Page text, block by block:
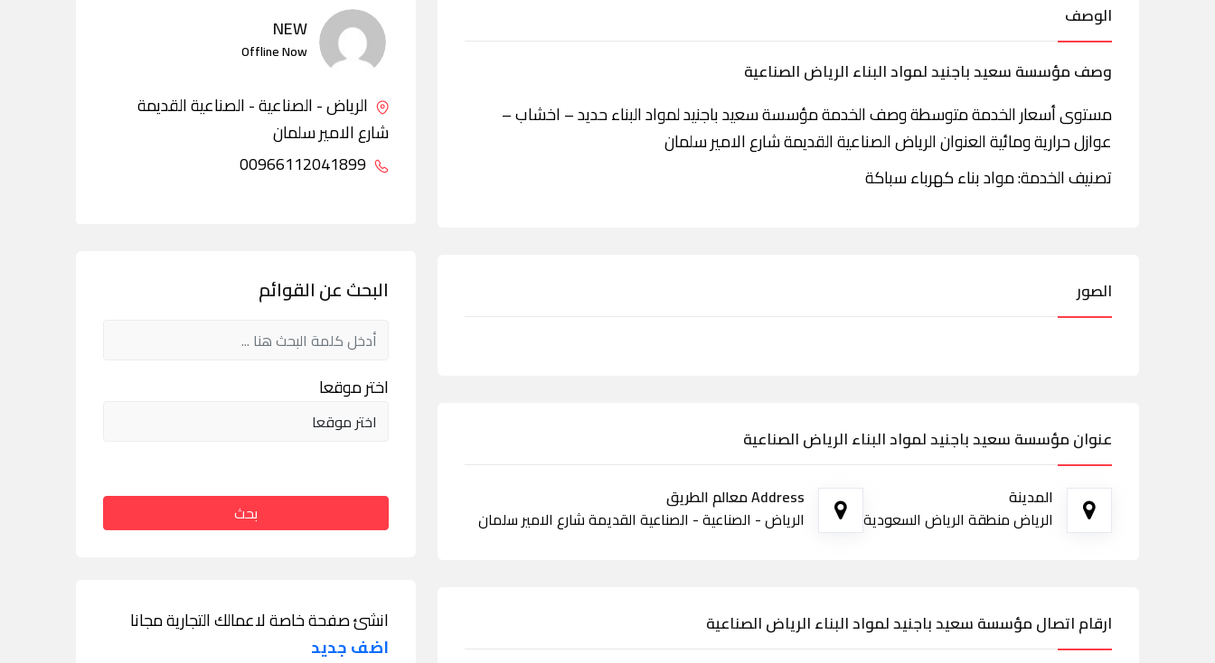
الوصف
وصف مؤسسة سعيد باجنيد لمواد البناء الرياض الصناعية
مستوى أسعار الخدمة متوسطة وصف الخدمة مؤسسة سعيد باجنيد لمواد البناء حديد – اخشاب –
عوازل حرارية ومائية العنوان الرياض الصناعية القديمة شارع الامير سلمان
تصنيف الخدمة: مواد بناء كهرباء سباكة
الصور
عنوان مؤسسة سعيد باجنيد لمواد البناء الرياض الصناعية
المدينة
الرياض منطقة الرياض السعودية
Address معالم الطريق
الرياض - الصناعية - الصناعية القديمة شارع الامير سلمان
ارقام اتصال مؤسسة سعيد باجنيد لمواد البناء الرياض الصناعية
NEW
Offline Now
الرياض - الصناعية - الصناعية القديمة
شارع الامير سلمان
البحث عن القوائم
اختر موقعا
بحث
انشئ صفحة خاصة لاعمالك التجارية مجانا
اضف جديد